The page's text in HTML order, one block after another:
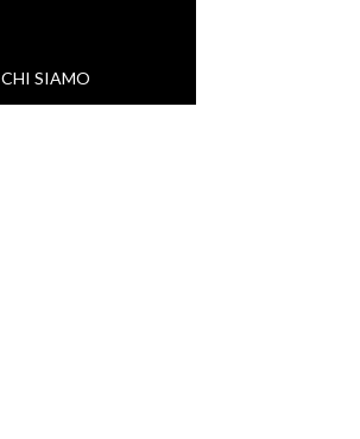
CHI SIAMO